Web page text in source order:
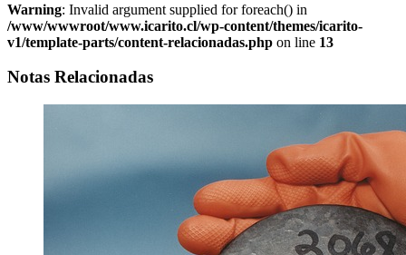
Warning: Invalid argument supplied for foreach() in
/www/wwwroot/www.icarito.cl/wp-content/themes/icarito-
v1/template-parts/content-relacionadas.php on line 13
Notas Relacionadas